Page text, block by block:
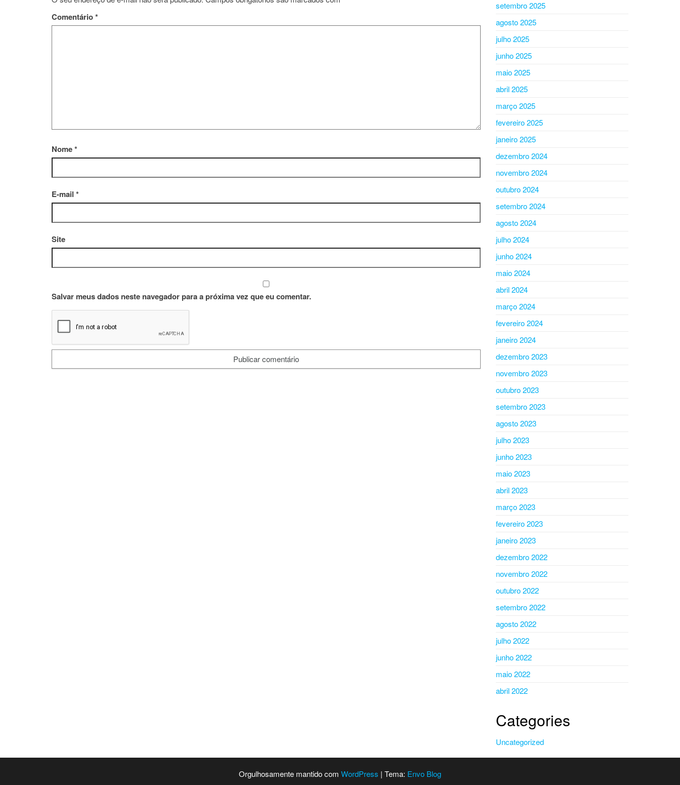
Comentário*
Nome*
E-mail *
Site
Salvar meus dados neste navegador para a próxima vez que eu comentar.
setembro 2025
agosto 2025
julho 2025
junho 2025
maio 2025
abril 2025
março 2025
fevereiro 2025
janeiro 2025
dezembro 2024
novembro 2024
outubro 2024
setembro 2024
agosto 2024
julho 2024
junho 2024
maio 2024
abril 2024
março 2024
fevereiro 2024
janeiro 2024
dezembro 2023
novembro 2023
outubro 2023
setembro 2023
agosto 2023
julho 2023
junho 2023
maio 2023
abril 2023
março 2023
fevereiro 2023
janeiro 2023
dezembro 2022
novembro 2022
outubro 2022
setembro 2022
agosto 2022
julho 2022
junho 2022
maio 2022
abril 2022
Categories
Uncategorized
Orgulhosamente mantido com WordPress | Tema: Envo Blog